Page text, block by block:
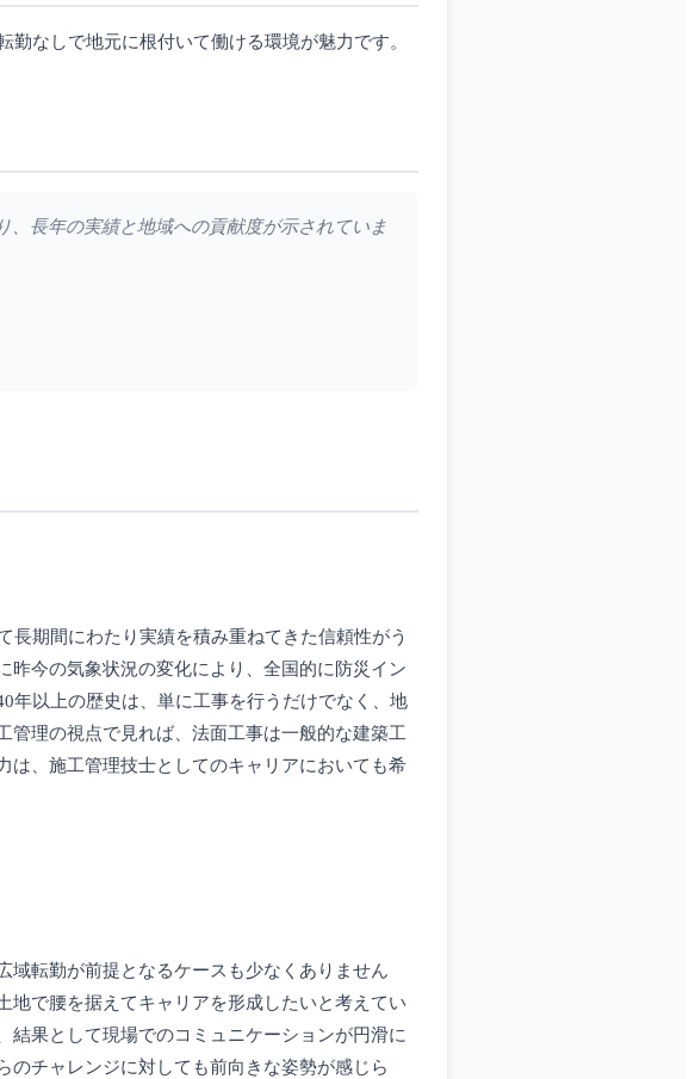
なしで地元に根付いて働ける環境が魅力です。
、長年の実績と地域への貢献度が示されていま
期間にわたり実績を積み重ねてきた信頼性がう
今の気象状況の変化により、全国的に防災イン
年以上の歴史は、単に工事を行うだけでなく、地
管理の視点で見れば、法面工事は一般的な建築工
は、施工管理技士としてのキャリアにおいても希
域転勤が前提となるケースも少なくありません
地で腰を据えてキャリアを形成したいと考えてい
果として現場でのコミュニケーションが円滑に
チャレンジに対しても前向きな姿勢が感じら